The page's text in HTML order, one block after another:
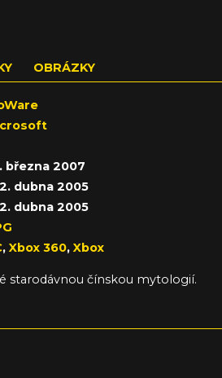
OBRÁZKY
března 2007
dubna 2005
dubna 2005
, Xbox 360, Xbox
starodávnou čínskou mytologií.